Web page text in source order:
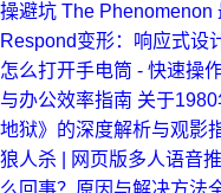
操避坑 The Phenomenon
Respond变形：响应式设
怎么打开手电筒 - 快速操
与办公效率指南 关于
地狱》的深度解析与观影
狼人杀 | 网页版多人语音
么回事？原因与解决方法